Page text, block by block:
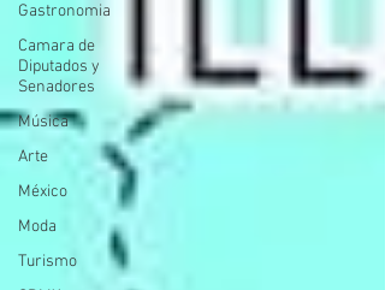
Gastronomia
Camara de
Diputados y
Senadores
Música
Arte
México
Moda
Turismo